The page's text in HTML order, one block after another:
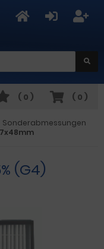
( 0 )
( 0 )
Sonderabmessungen
(G4)